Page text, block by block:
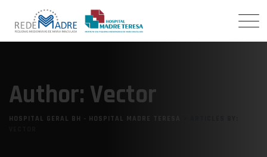
Author: Vector
HOSPITAL GERAL BH - HOSPITAL MADRE TERESA